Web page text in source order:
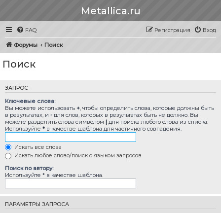
Metallica.ru
FAQ Вход
Регистрация
Форумы Поиск
Поиск
ЗАПРОС
Ключевые слова:
Вы можете использовать + , чтобы определить слова, которые должны быть
в результатах, и - для слов, которых в результатах быть не должно. Вы
можете разделить слова символом | для поиска любого слова из списка.
Используйте * в качестве шаблона для частичного совпадения.
Искать все слова
Искать любое слово/поиск с языком запросов
Поиск по автору:
Используйте * в качестве шаблона.
ПАРАМЕТРЫ ЗАПРОСА